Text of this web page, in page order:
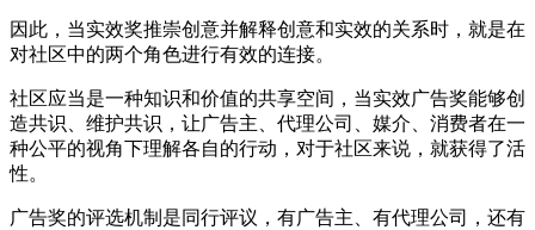
因此，当实效奖推崇创意并解释创意和实效的关系时，就是在
对社区中的两个角色进行有效的连接。
社区应当是一种知识和价值的共享空间，当实效广告奖能够创
造共识、维护共识，让广告主、代理公司、媒介、消费者在一
种公平的视角下理解各自的行动，对于社区来说，就获得了活
性。
广告奖的评选机制是同行评议，有广告主、有代理公司，还有